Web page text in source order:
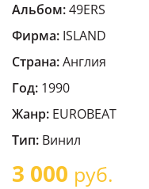
Альбом:49ERS
Фирма: ISLAND
Страна:Англия
Год: 1990
Жанр: EUROBEAT
Тип: Винил
3 000 руб.